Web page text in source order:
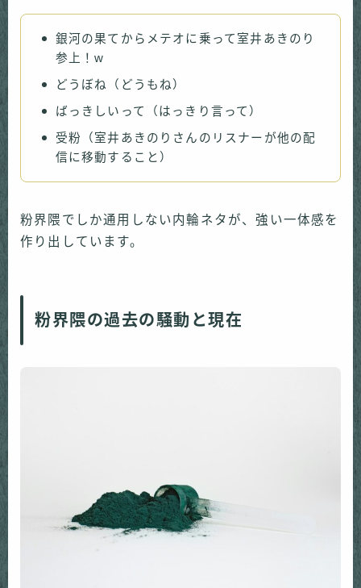
銀河の果てからメテオに乗って室井あきのり
参上！w
どうぼね（どうもね）
ばっきしいって（はっきり言って）
受粉（室井あきのりさんのリスナーが他の配
信に移動すること）
粉界隈でしか通用しない内輪ネタが、強い一体感を
作り出しています。
粉界隈の過去の騒動と現在